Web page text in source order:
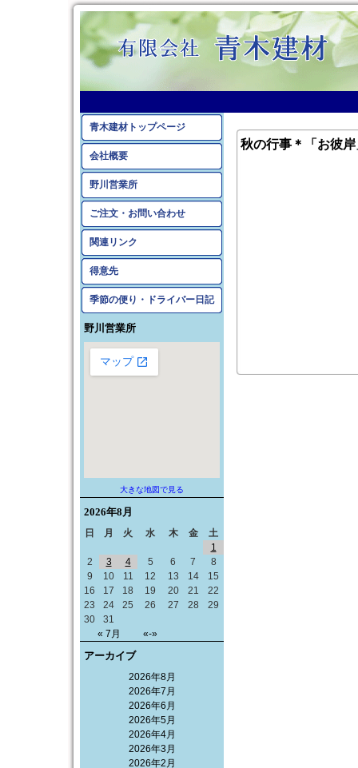
青木建材トップページ
会社概要
野川営業所
ご注文・お問い合わせ
関連リンク
得意先
季節の便り・ドライバー日記
野川営業所
大きな地図で見る
2026年8月
日 月 火 水 木 金 土
« 7月 «-»
1
2
3 4 5 6 7
8
9
10 11 12 13 14
15
16
17 18 19 20 21
22
23
24 25 26 27 28
29
30
31
アーカイブ
2026年8月
2026年7月
2026年6月
2026年5月
2026年4月
2026年3月
2026年2月
秋の行事＊「お彼岸